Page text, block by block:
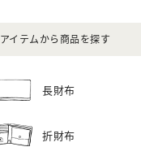
アイテムから商品を探す
長財布
折財布